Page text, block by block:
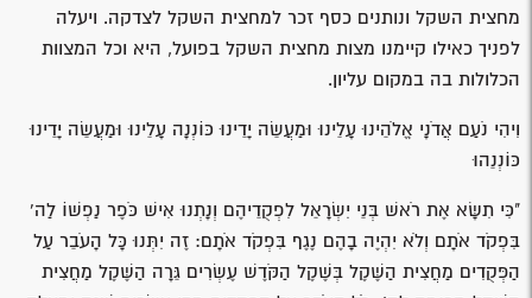
מחצית השקל ונותנים כסף זכר למחצית השקל לצדקה. ויעלה
לפניך כאילו קיימנו מצות מחצית השקל בפועל, היא וכל המצוות
הכלולות בה במקום עליון.
וִיהִי נֹעַם אֲדֹנָי אֱלֹהֵינוּ עָלֵינוּ וּמַעֲשֵׂה יָדֵינוּ כּוֹנְנָה עָלֵינוּ וּמַעֲשֵׂה יָדֵינוּ
כּוֹנְנֵהוּ
"כִּי תִשָּׂא אֶת רֹאשׁ בְּנֵי יִשְׂרָאֵל לִפְקֻדֵיהֶם וְנָתְנוּ אִישׁ כֹּפֶר נַפְשׁוֹ לַה'
בִּפְקֹד אֹתָם וְלֹא יִהְיֶה בָהֶם נֶגֶף בִּפְקֹד אֹתָם: זֶה יִתְּנוּ כָּל הָעֹבֵר עַל
הַפְּקֻדִים מַחֲצִית הַשֶּׁקֶל בְּשֶׁקֶל הַקֹּדֶשׁ עֶשְׂרִים גֵּרָה הַשֶּׁקֶל מַחֲצִית